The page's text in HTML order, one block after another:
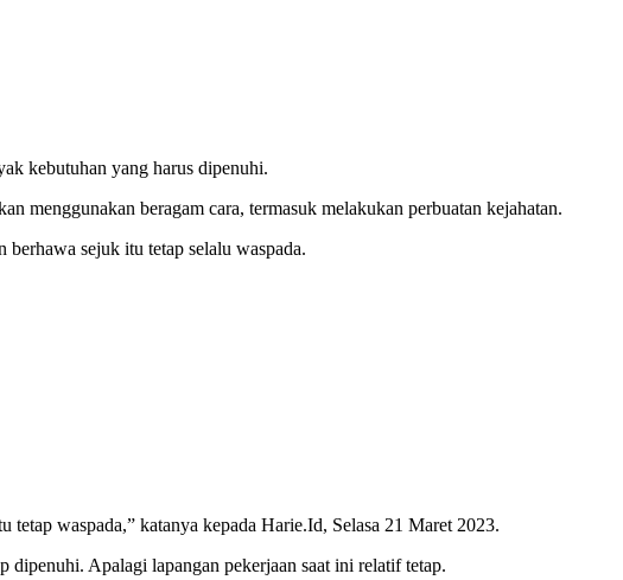
kebutuhan yang harus dipenuhi.
menggunakan beragam cara, termasuk melakukan perbuatan kejahatan.
sejuk itu tetap selalu waspada.
waspada,” katanya kepada Harie.Id, Selasa 21 Maret 2023.
Apalagi lapangan pekerjaan saat ini relatif tetap.